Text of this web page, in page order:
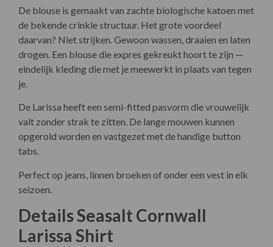
De blouse is gemaakt van zachte biologische katoen met
de bekende crinkle structuur. Het grote voordeel
daarvan? Niet strijken. Gewoon wassen, draaien en laten
drogen. Een blouse die expres gekreukt hoort te zijn —
eindelijk kleding die met je meewerkt in plaats van tegen
je.
De Larissa heeft een semi-fitted pasvorm die vrouwelijk
valt zonder strak te zitten. De lange mouwen kunnen
opgerold worden en vastgezet met de handige button
tabs.
Perfect op jeans, linnen broeken of onder een vest in elk
seizoen.
Details Seasalt Cornwall
Larissa Shirt